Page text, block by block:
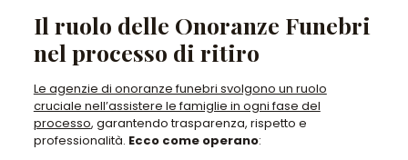
Il ruolo delle Onoranze Funebri
nel processo di ritiro
Le agenzie di onoranze funebri svolgono un ruolo
cruciale nell’assistere le famiglie in ogni fase del
processo, garantendo trasparenza, rispetto e
professionalità. Ecco come operano: